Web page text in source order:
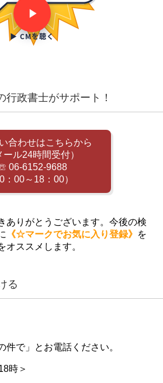
▶ CMを聴く
行政書士がサポート！
合わせはこちらから
ール24時間受付）
06-6152-9688
：00～18：00）
ありがとうございます。今後の検
《☆マークでお気に入り登録》 を
オススメします。
る
件で」とお電話ください。
時＞